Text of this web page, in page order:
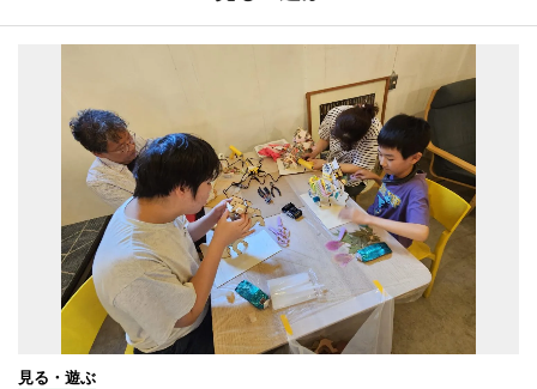
見る・遊ぶ